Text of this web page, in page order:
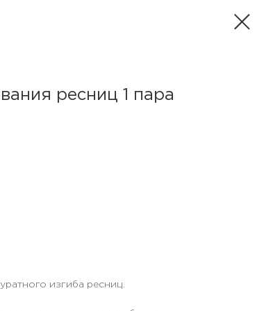
ресниц 1 пара
изгиба ресниц.